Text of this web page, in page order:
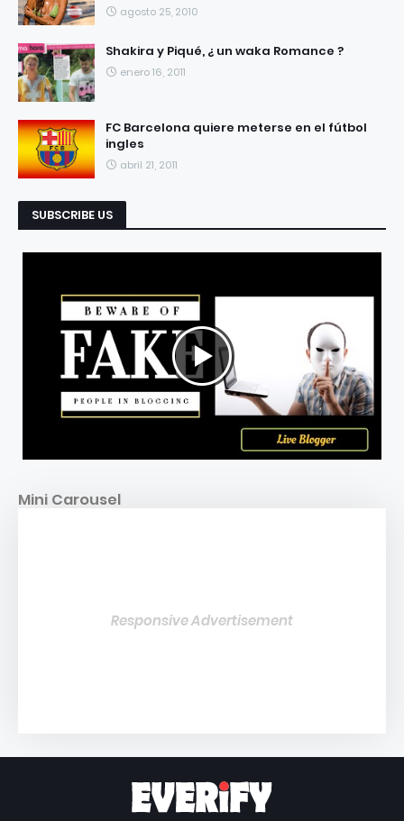
agosto 25, 2010
Shakira y Piqué, ¿ un waka Romance ?
enero 16, 2011
FC Barcelona quiere meterse en el fútbol
ingles
abril 21, 2011
SUBSCRIBE US
Mini Carousel
Responsive Advertisement